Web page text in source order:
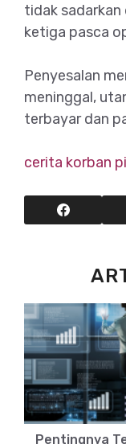
tidak sadarkan
ketiga pasca
Penyesalan
meninggal,
terbayar dan
cerita korban
Pentingnya